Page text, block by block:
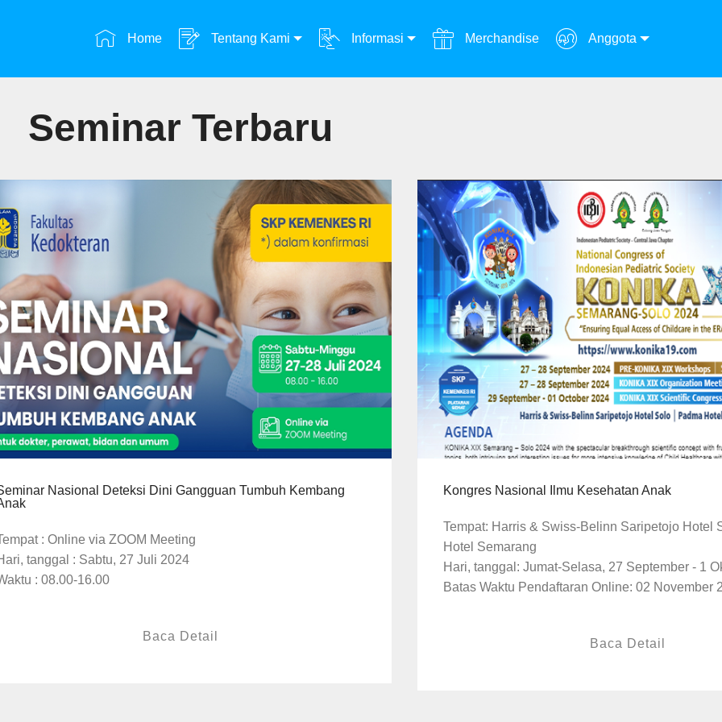
Home Tentang Kami Informasi Merchandise Anggota
Seminar Terbaru
Nasional Deteksi Dini Gangguan Tumbuh Kembang
: Online via ZOOM Meeting
tanggal : Sabtu, 27 Juli 2024
: 08.00-16.00
Baca Detail
Kongres Nasional Ilmu Kesehatan Anak
Tempat: Harris & Swiss-Belinn Saripetojo Hotel
Hotel Semarang
Hari, tanggal: Jumat-Selasa, 27 September - 1
Batas Waktu Pendaftaran Online: 02 November
Baca Detail